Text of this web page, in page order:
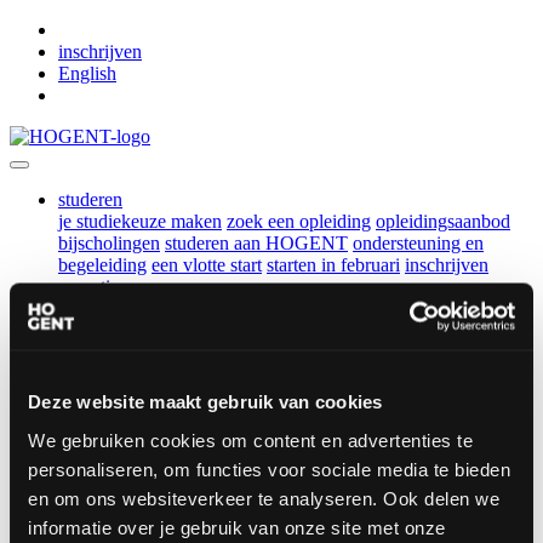
Deze website maakt gebruik van cookies
We gebruiken cookies om content en advertenties te
personaliseren, om functies voor sociale media te bieden
en om ons websiteverkeer te analyseren. Ook delen we
informatie over je gebruik van onze site met onze
inschrijven
English
studeren
je studiekeuze maken zoek een opleiding opleidingsaanbod
bijscholingen studeren aan HOGENT ondersteuning en
begeleiding een vlotte start starten in februari inschrijven
expertise
vormingen en advies
podcasts
gepensioneerden
ons DNA beleid campussen duurzaamheid jobs shop contact
nieuws
nieuws agenda blijf op de hoogte
Zoek een e-tijdschrift viadeze link